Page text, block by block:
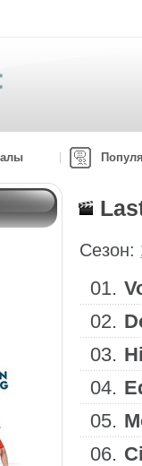
Сезон:
01.
02.
03.
04.
05.
06.